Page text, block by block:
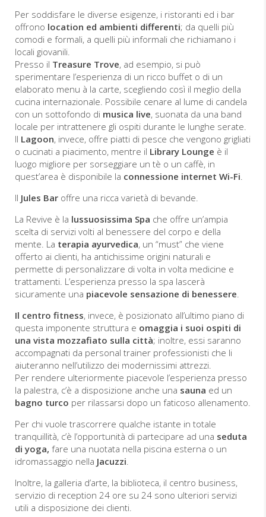
Per soddisfare le diverse esigenze, i ristoranti ed i bar
offrono location ed ambienti differenti; da quelli più
comodi e formali, a quelli più informali che richiamano i
locali giovanili.
Presso il Treasure Trove, ad esempio, si può
sperimentare l’esperienza di un ricco buffet o di un
elaborato menu à la carte, scegliendo così il meglio della
cucina internazionale. Possibile cenare al lume di candela
con un sottofondo di musica live, suonata da una band
locale per intrattenere gli ospiti durante le lunghe serate.
Il Lagoon, invece, offre piatti di pesce che vengono grigliati
o cucinati a piacimento, mentre il Library Lounge è il
luogo migliore per sorseggiare un tè o un caffè, in
quest’area è disponibile la connessione internet Wi-Fi.
Il Jules Bar offre una ricca varietà di bevande.
La Revive è la lussuosissima Spa che offre un’ampia
scelta di servizi volti al benessere del corpo e della
mente. La terapia ayurvedica, un “must” che viene
offerto ai clienti, ha antichissime origini naturali e
permette di personalizzare di volta in volta medicine e
trattamenti. L’esperienza presso la spa lascerà
sicuramente una piacevole sensazione di benessere.
Il centro fitness, invece, è posizionato all’ultimo piano di
questa imponente struttura e omaggia i suoi ospiti di
una vista mozzafiato sulla città; inoltre, essi saranno
accompagnati da personal trainer professionisti che li
aiuteranno nell’utilizzo dei modernissimi attrezzi.
Per rendere ulteriormente piacevole l’esperienza presso
la palestra, c’è a disposizione anche una sauna ed un
bagno turco per rilassarsi dopo un faticoso allenamento.
Per chi vuole trascorrere qualche istante in totale
tranquillità, c’è l’opportunità di partecipare ad una seduta
di yoga, fare una nuotata nella piscina esterna o un
idromassaggio nella Jacuzzi.
Inoltre, la galleria d’arte, la biblioteca, il centro business,
servizio di reception 24 ore su 24 sono ulteriori servizi
utili a disposizione dei clienti.